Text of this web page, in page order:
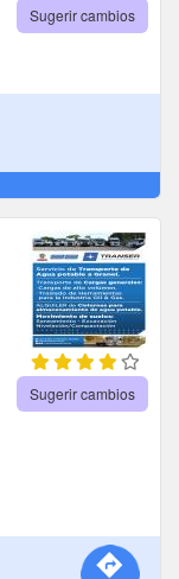
Sugerir cambios
Sugerir cambios